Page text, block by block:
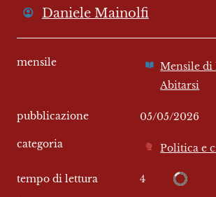
Daniele Mainolfi
mensile
Mensile di
Abitarsi
pubblicazione 05/05/2026
categoria Politica e
tempo di lettura 4